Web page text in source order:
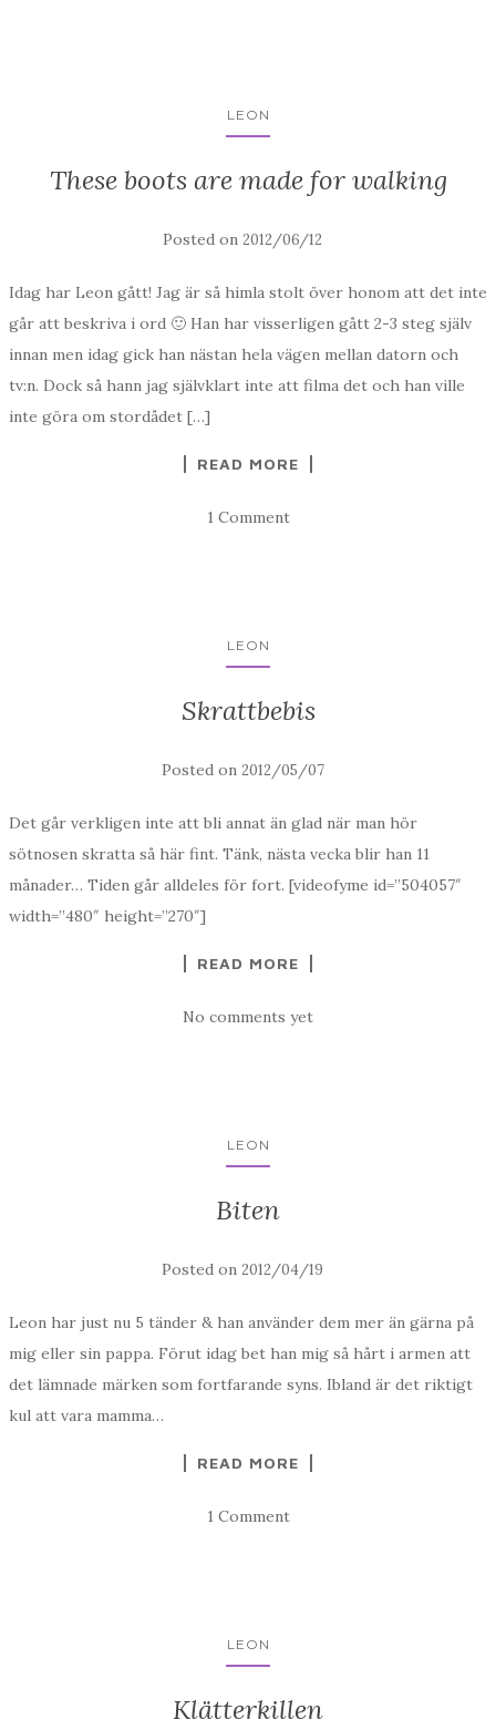
LEON
These boots are made for walking
Posted on 2012/06/12
Idag har Leon gått! Jag är så himla stolt över honom att det inte
går att beskriva i ord 🙂 Han har visserligen gått 2-3 steg själv
innan men idag gick han nästan hela vägen mellan datorn och
tv:n. Dock så hann jag självklart inte att filma det och han ville
inte göra om stordådet […]
READ MORE
1 Comment
LEON
Skrattbebis
Posted on 2012/05/07
Det går verkligen inte att bli annat än glad när man hör
sötnosen skratta så här fint. Tänk, nästa vecka blir han 11
månader… Tiden går alldeles för fort. [videofyme id=”504057″
width=”480″ height=”270″]
READ MORE
No comments yet
LEON
Biten
Posted on 2012/04/19
Leon har just nu 5 tänder & han använder dem mer än gärna på
mig eller sin pappa. Förut idag bet han mig så hårt i armen att
det lämnade märken som fortfarande syns. Ibland är det riktigt
kul att vara mamma…
READ MORE
1 Comment
LEON
Klätterkillen